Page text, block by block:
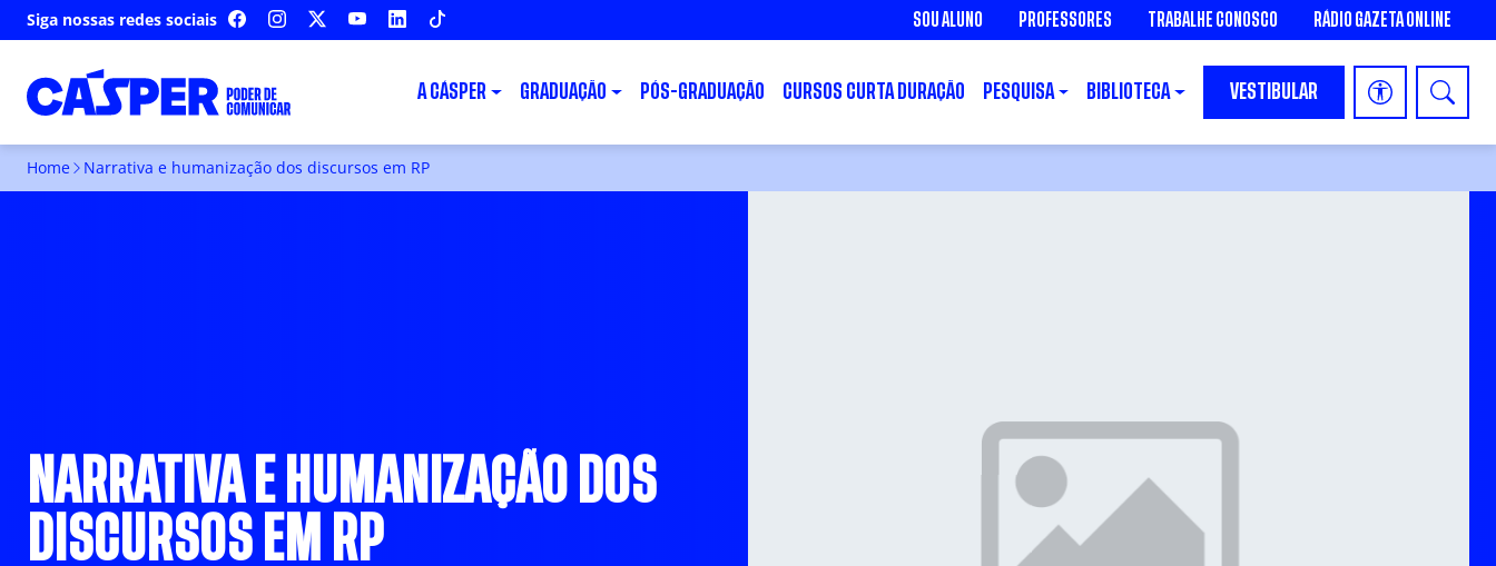
Siga nossas redes sociais FACEBOOKINSTAGRAM YOUTUBELINKEDIN SOU ALUNO PROFESSORES TRABALHE CONOSCO RÁDIO GAZETA ONLINE
A CÁSPER GRADUAÇÃO PÓS-GRADUAÇÃO CURSOS CURTA DURAÇÃO PESQUISA BIBLIOTECA VESTIBULAR
Home Narrativa e humanização dos discursos em RP
NARRATIVA E HUMANIZAÇÃO DOS
DISCURSOS EM RP